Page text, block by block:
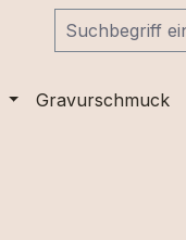
Gravurschmuck